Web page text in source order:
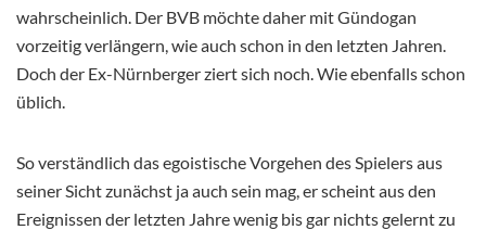
wahrscheinlich. Der BVB möchte daher mit Gündogan
vorzeitig verlängern, wie auch schon in den letzten Jahren.
Doch der Ex-Nürnberger ziert sich noch. Wie ebenfalls schon
üblich.
So verständlich das egoistische Vorgehen des Spielers aus
seiner Sicht zunächst ja auch sein mag, er scheint aus den
Ereignissen der letzten Jahre wenig bis gar nichts gelernt zu